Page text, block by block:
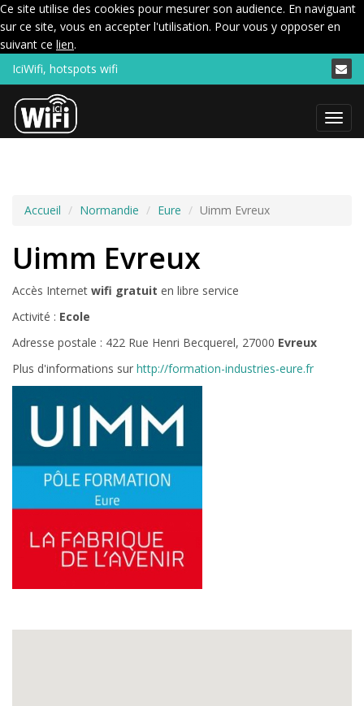
Ce site utilise des cookies pour mesurer son audience. En naviguant
sur ce site, vous en accepter l'utilisation. Pour vous y opposer en
suivant ce lien.
IciWifi, hotspots wifi
Menu
Accueil Normandie Eure Uimm Evreux
Uimm Evreux
Accès Internet wifi gratuit en libre service
Activité : Ecole
Adresse postale : 422 Rue Henri Becquerel, 27000 Evreux
Plus d'informations sur http://formation-industries-eure.fr